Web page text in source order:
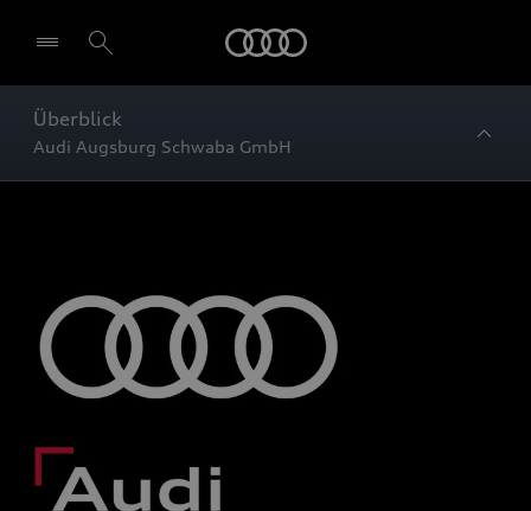
Überblick
Audi Augsburg Schwaba GmbH